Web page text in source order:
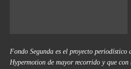
Fondo Segunda es el proyecto periodístico
Hypermotion de mayor recorrido y que